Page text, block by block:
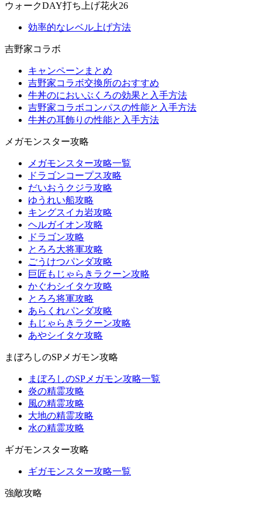
ウォークDAY打ち上げ花火26
効率的なレベル上げ方法
吉野家コラボ
キャンペーンまとめ
吉野家コラボ交換所のおすすめ
牛丼のにおいぶくろの効果と入手方法
吉野家コラボコンパスの性能と入手方法
牛丼の耳飾りの性能と入手方法
メガモンスター攻略
メガモンスター攻略一覧
ドラゴンコープス攻略
だいおうクジラ攻略
ゆうれい船攻略
キングスイカ岩攻略
ヘルガイオン攻略
ドラゴン攻略
とろろ大将軍攻略
ごうけつパンダ攻略
巨匠もじゃらきラクーン攻略
かぐわシイタケ攻略
とろろ将軍攻略
あらくれパンダ攻略
もじゃらきラクーン攻略
あやシイタケ攻略
まぼろしのSPメガモン攻略
まぼろしのSPメガモン攻略一覧
炎の精霊攻略
風の精霊攻略
大地の精霊攻略
水の精霊攻略
ギガモンスター攻略
ギガモンスター攻略一覧
強敵攻略